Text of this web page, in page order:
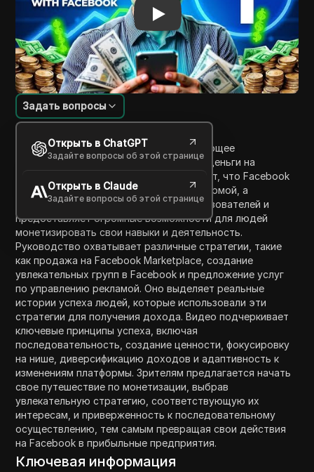
Введение в содержание
Задать вопросы
Открыть в ChatGPT
Задайте вопросы об этой странице
Открыть в Claude
Задайте вопросы об этой странице
Видео представляет собой исчерпывающее
руководство о том, как зарабатывать деньги на
Facebook в 2025 году. Оно подчеркивает, что Facebook
является не просто социальной платформой, а
обслуживает более 3 миллиардов пользователей и
предоставляет огромные возможности для людей
монетизировать свои навыки и деятельность.
Руководство охватывает различные стратегии, такие
как продажа на Facebook Marketplace, создание
увлекательных групп в Facebook и предложение услуг
по управлению рекламой. Оно выделяет реальные
истории успеха людей, которые использовали эти
стратегии для получения дохода. Видео подчеркивает
ключевые принципы успеха, включая
последовательность, создание ценности, фокусировку
на нише, диверсификацию доходов и адаптивность к
изменениям платформы. Зрителям предлагается начать
свое путешествие по монетизации, выбрав
увлекательную стратегию, соответствующую их
интересам, и приверженность к последовательному
осуществлению, тем самым превращая свои действия
на Facebook в прибыльные предприятия.
Ключевая информация